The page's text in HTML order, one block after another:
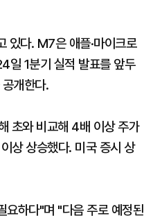
있다. M7은 애플·마이크로
일 1분기 실적 발표를 앞두
개한다.
초와 비교해 4배 이상 주가
상 상승했다. 미국 증시 상
요하다"며 "다음 주로 예정된